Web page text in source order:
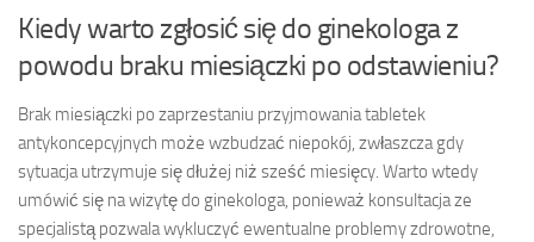
Kiedy warto zgłosić się do ginekologa z
powodu braku miesiączki po odstawieniu?
Brak miesiączki po zaprzestaniu przyjmowania tabletek
antykoncepcyjnych może wzbudzać niepokój, zwłaszcza gdy
sytuacja utrzymuje się dłużej niż sześć miesięcy. Warto wtedy
umówić się na wizytę do ginekologa, ponieważ konsultacja ze
specjalistą pozwala wykluczyć ewentualne problemy zdrowotne,